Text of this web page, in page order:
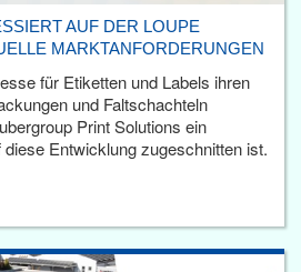
AUF DER LOUPE
MARKTANFORDERUNGEN
für Etiketten und Labels ihren
und Faltschachteln
Print Solutions ein
Entwicklung zugeschnitten ist.